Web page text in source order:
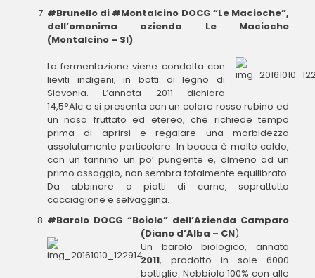
#Brunello di #Montalcino DOCG “Le Macioche”,
dell’omonima azienda Le Macioche
(Montalcino – SI).
La fermentazione viene condotta con
lieviti indigeni, in botti di legno di
Slavonia. L’annata 2011 dichiara
14,5°Alc e si presenta con un colore rosso rubino ed
un naso fruttato ed etereo, che richiede tempo
prima di aprirsi e regalare una morbidezza
assolutamente particolare. In bocca è molto caldo,
con un tannino un po’ pungente e, almeno ad un
primo assaggio, non sembra totalmente equilibrato.
Da abbinare a piatti di carne, soprattutto
cacciagione e selvaggina.
#Barolo DOCG “Boiolo” dell’Azienda Camparo
(Diano d’Alba – CN).
Un barolo biologico, annata
2011, prodotto in sole 6000
bottiglie. Nebbiolo 100% con alle